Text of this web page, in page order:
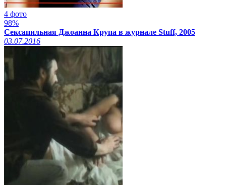
4 фото
98%
Сексапильная Джоанна Крупа в журнале Stuff, 2005
03.07.2016